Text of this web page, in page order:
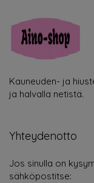
Kauneuden- ja
ja halvalla netistä.
Yhteydenotto
Jos sinulla on
sähköpostitse: